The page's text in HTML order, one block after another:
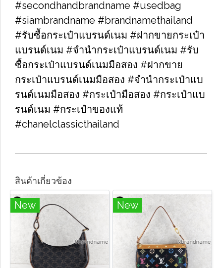
#secondhandbrandname​ #usedbag​
#siambrandname​ #brandnamethailand​
#รับซื้อกระเป๋าแบรนด์เนม​ #ฝากขายกระเป๋า
แบรนด์เนม​ #จำนำกระเป๋าแบรนด์เนม​ #รับ
ซื้อกระเป๋าแบรนด์เนมมือสอง​ #ฝากขาย
กระเป๋าแบรนด์เนมมือสอง​ #จำนำกระเป๋าแบ
รนด์เนมมือสอง​ #กระเป๋ามือสอง​ #กระเป๋าแบ
รนด์เนม​ #กระเป๋าของแท้​
#chanelclassicthailand
สินค้าเกี่ยวข้อง
New New